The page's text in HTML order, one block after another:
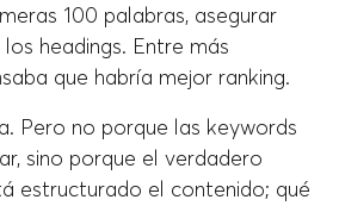
100 palabras, asegurar
headings. Entre más
que habría mejor ranking.
Pero no porque las keywords
sino porque el verdadero
estructurado el contenido; qué